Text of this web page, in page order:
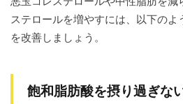
グ
ル・
全粒
粉パ
ステロールを増やすには、以下の
を改善しましょう。
飽和脂肪酸を摂り過ぎな